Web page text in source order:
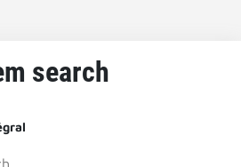
search